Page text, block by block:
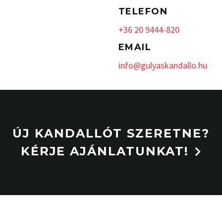
TELEFON
+36 20 9444-820
EMAIL
info@gulyaskandallo.hu
ÚJ KANDALLÓT SZERETNE?
KÉRJE AJÁNLATUNKAT!